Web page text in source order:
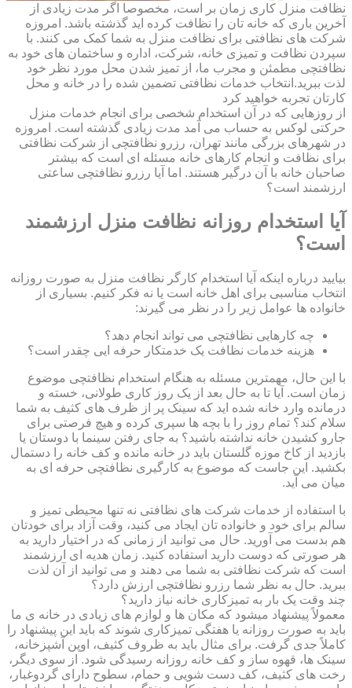
نظافت منزل کاری زمان بر است، مخصوصا اگر مدت زیادی از
آخرین باری که خانه تان را نظافت کرده اید گذشته باشد. امروزه
شرکت های نظافتی برای نظافت منزل به شما کمک می کنند. با
سپردن نظافت و تمیزی خانه، شرکت، اداره و ساختمان های خود به
نظافتچی مطمئن و مجرب ما، از تمیز شدن محل مورد نظر خود
لذت ببرید.انتخاب خدمات نظافتی تضمین شده را در خانه و محل
کارتان تجربه خواهید کرد
از روزهایی که در آن استخدام شخصی برای انجام خدمات منزل
حرکتی لوکس به حساب می آمد مدت زیادی گذشته است. امروزه
در شهرهای بزرگی مانند تهران، رزرو نظافتچی از شرکت نظافتی
برای نظافت و انجام کارهای خانه مسئله ای است که بیشتر
صاحبان خانه با آن درگیر هستند. اما آیا رزرو نظافتچی ساعتی
ارزشمند است؟
آیا استخدام روزانه نظافت منزل ارزشمند
است؟
بیایید درباره اینکه آیا استخدام کارگر نظافت منزل به صورت روزانه
انتخاب مناسبی برای اهل خانه است یا نه فکر کنیم. بسیاری از
خانواده ها عوامل زیر را در نظر می گیرند:
چه کارهایی نظافتچی می تواند انجام دهد؟
هزینه خدمات نظافت یک خدمتکار حرفه ایی چقدر است؟
با این حال، مهمترین مسئله به هنگام استخدام نظافتچی موضوع
زمان است. آیا تا به حال بعد از یک روز کاری طولانی، خسته و
درمانده وارد خانه شده اید که سینک پر از ظرف های کثیف به شما
سلام کند؟ تمام روز را با بچه ها سپری کرده و هیچ فرصتی برای
جارو کشیدن خانه نداشته باشید؟ به جای رفتن سینما با دوستان یا
بازدید از کاخ موزه گلستان باید در خانه مانده و کف خانه را دستمال
بکشید. این جاست که موضوع به کارگیری نظافتچی حرفه ای به
میان می آید.
با استفاده از خدمات شرکت های نظافتی نه تنها محیطی تمیز و
سالم برای خود و خانواده تان ایجاد می کنید، وقت آزاد برای خودتان
هم بدست می آورید. حال می توانید از زمانی که در اختیار دارید به
هر صورتی که دوست دارید استفاده کنید. زمان هدیه ای ارزشمند
است که شرکت نظافتی به شما می دهند و می توانید از آن لذت
ببرید. حال به نظر شما رزرو نظافتچی ارزش دارد؟
چند وقت یک بار به تمیزکاری خانه نیاز دارید؟
معمولاً پیشنهاد میشود که مکان ها و لوازم های زیادی در خانه ی ما
باید به صورت روزانه یا هفتگی تمیزکاری شوند که باید این پیشنهاد را
کاملاً جدی گرفت. برای مثال باید به ظروف کثیف، اوپن آشپزخانه،
سینک ها، قهوه ساز و کف خانه روزانه رسیدگی شود. از سوی دیگر،
رخت های کثیف، کف دست شویی و حمام، سطوح دارای گردوغبار،